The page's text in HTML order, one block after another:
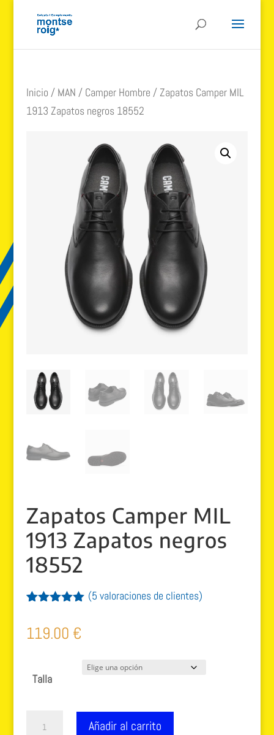
Inicio / MAN / Camper Hombre / Zapatos Camper MIL
1913 Zapatos negros 18552
Zapatos Camper MIL
1913 Zapatos negros
18552
5 en base
clientes
(5 valoraciones de clientes)
119.00 €
Talla
Añadir al carrito